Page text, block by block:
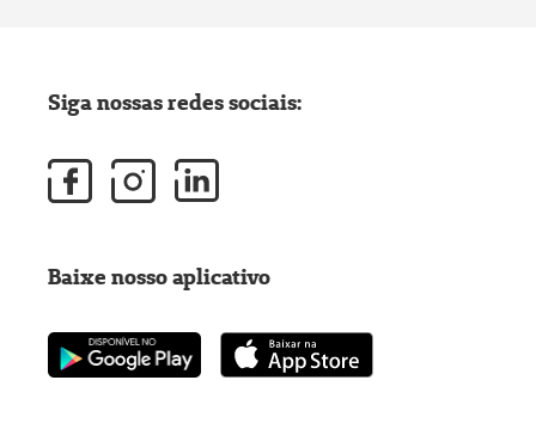
Siga nossas redes sociais:
Baixe nosso aplicativo